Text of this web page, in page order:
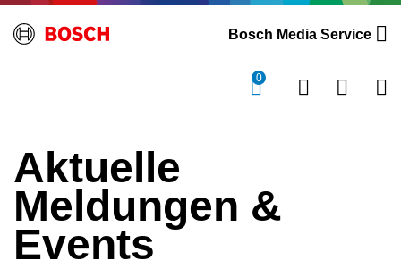
Bosch Media Service
0
Aktuelle
Meldungen &
Events